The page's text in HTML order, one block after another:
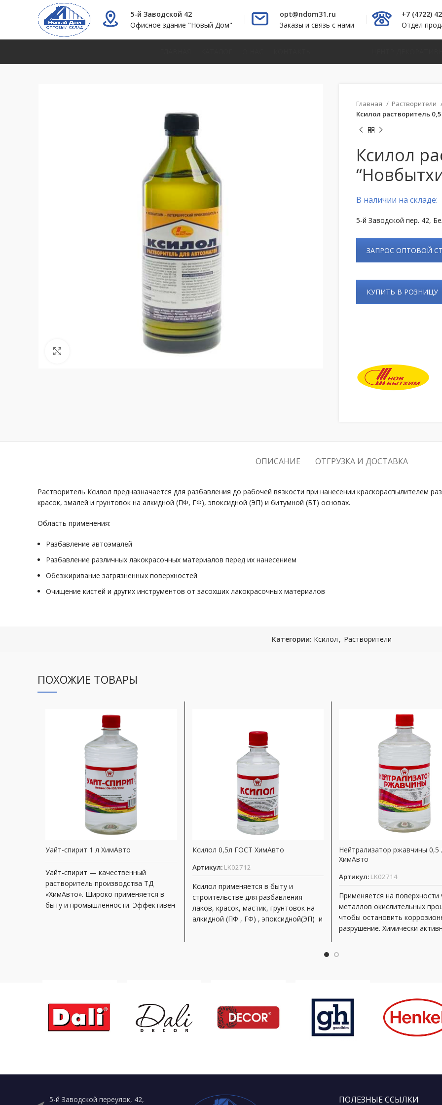
5-й Заводской 42
Офисное здание "Новый Дом"
opt@ndom31.ru
Заказы и связь с нами
+7 (4722)
Отдел
Нажмите, чтобы увеличить
Главная Растворители
Ксилол растворитель
Ксилол
В наличии на складе:
5-й Заводской пер. 42,
ЗАПРОС ОПТОВОЙ
КУПИТЬ В РОЗНИЦУ
ОПИСАНИЕ ОТГРУЗКА И ДОСТАВКА
Растворитель Ксилол предназначается для разбавления до рабочей вязкости при нанесении краскораспылителем
красок, эмалей и грунтовок на алкидной (ПФ, ГФ), эпоксидной (ЭП) и битумной (БТ) основах.
Область применения:
Разбавление автоэмалей
Разбавление различных лакокрасочных материалов перед их нанесением
Обезжиривание загрязненных поверхностей
Очищение кистей и других инструментов от засохших лакокрасочных материалов
Категории: Ксилол , Растворители
ПОХОЖИЕ ТОВАРЫ
Уайт-спирит 1 л ХимАвто
Уайт-спирит — качественный
растворитель производства ТД
«ХимАвто». Широко применяется в
быту и промышленности. Эффективен
Ксилол 0,5л ГОСТ ХимАвто
Артикул: LK02712
Ксилол применяется в быту и
строительстве для разбавления
лаков, красок, мастик, грунтовок на
алкидной (ПФ , ГФ) , эпоксидной(ЭП) и
Нейтрализатор ржавчины 0,5
ХимАвто
Артикул: LK02714
Применяется на поверхности
металлов окислительных
чтобы остановить
разрушение. Химически
5-й Заводской переулок, 42, ПОЛЕЗНЫЕ ССЫЛКИ